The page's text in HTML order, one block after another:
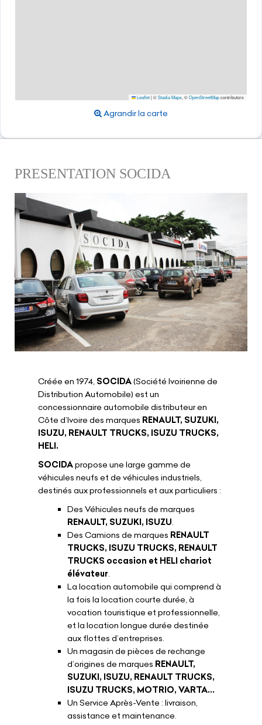
Leaflet|©Stadia Maps , ©OpenStreetMapcontributors
Agrandir la carte
PRESENTATION SOCIDA
Créée en 1974, SOCIDA(Société Ivoirienne de
Distribution Automobile) est un
concessionnaire automobile distributeur en
Côte d’Ivoire des marques RENAULT, SUZUKI,
ISUZU, RENAULT TRUCKS, ISUZU TRUCKS,
HELI.
SOCIDApropose une large gamme de
véhicules neufs et de véhicules industriels,
destinés aux professionnels et aux particuliers :
Des Véhicules neufs de marques
RENAULT, SUZUKI, ISUZU.
Des Camions de marques RENAULT
TRUCKS, ISUZU TRUCKS, RENAULT
TRUCKS occasion et HELI chariot
élévateur.
La location automobile qui comprend à
la fois la location courte durée, à
vocation touristique et professionnelle,
et la location longue durée destinée
aux flottes d’entreprises.
Un magasin de pièces de rechange
d’origines de marques RENAULT,
SUZUKI, ISUZU, RENAULT TRUCKS,
ISUZU TRUCKS, MOTRIO, VARTA...
Un Service Après-Vente : livraison,
assistance et maintenance.